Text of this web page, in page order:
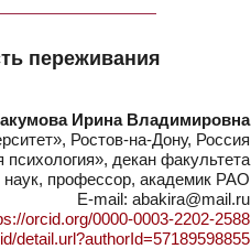
переживания
Ирина Владимировна
Ростов-на-Дону, Россия
декан факультета
наук, профессор, академик РАО
E-mail: abakira@mail.ru
orcid.org/0000-0003-2202-2588
detail.url?authorId=57189598855